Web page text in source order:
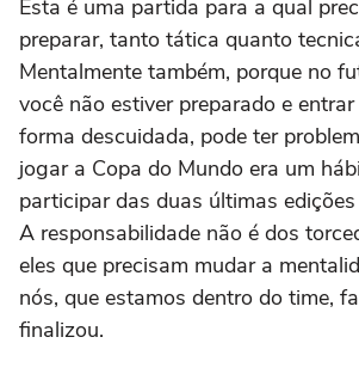
Esta é uma partida para a qual
preparar, tanto tática quanto
Mentalmente também, porque no
você não estiver preparado e
forma descuidada, pode ter
jogar a Copa do Mundo era um
participar das duas últimas
A responsabilidade não é dos
eles que precisam mudar a
nós, que estamos dentro do time,
finalizou.